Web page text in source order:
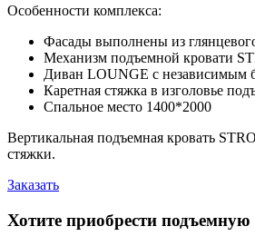
Особенности комплекса:
Фасады выполнены из
Механизм подъемной кровати
Диван LOUNGE с независимым
Каретная стяжка в изголовье
Спальное место 1400*2000
Вертикальная подъемная кровать
стяжки.
Заказать
Хотите приобрести